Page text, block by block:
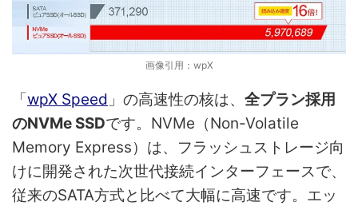
画像引用：wpX
「wpX Speed 」の高速性の核は、 全プラン採用
のNVMe SSDです。NVMe（Non-Volatile
Memory Express）は、フラッシュストレージ向
けに開発された次世代接続インターフェースで、
従来のSATA方式と比べて大幅に高速です。エッ